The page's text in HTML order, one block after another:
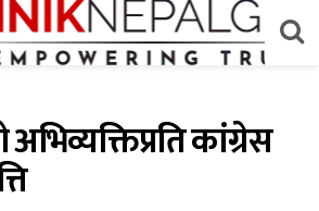
अभिव्यक्तिप्रति कांग्रेस